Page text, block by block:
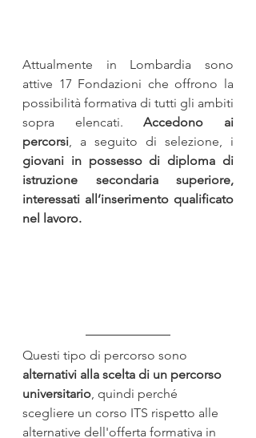
Attualmente in Lombardia sono
attive 17 Fondazioni che offrono la
possibilità formativa di tutti gli ambiti
sopra elencati. Accedono ai
percorsi, a seguito di selezione, i
giovani in possesso di diploma di
istruzione secondaria superiore,
interessati all’inserimento qualificato
nel lavoro.
Questi tipo di percorso sono
alternativi alla scelta di un percorso
universitario, quindi perché
scegliere un corso ITS rispetto alle
alternative dell'offerta formativa in